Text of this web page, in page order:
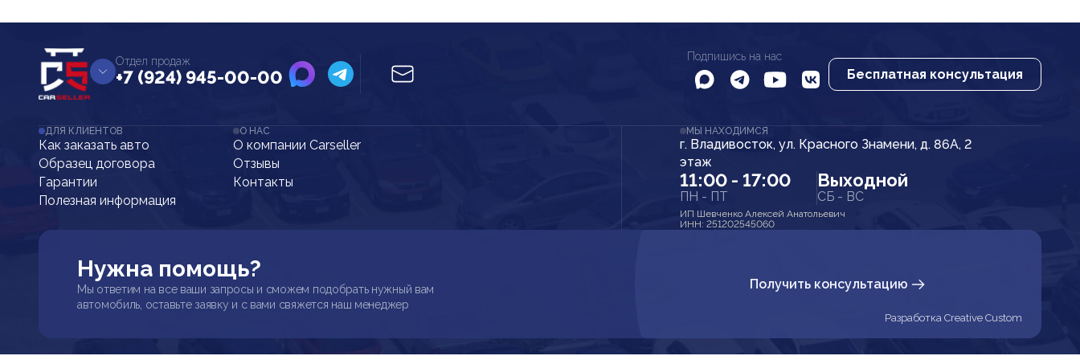
Отдел продаж
+7 (924) 945-00-00
Подпишись на нас
Бесплатная консультация
ДЛЯ КЛИЕНТОВ
Как заказать авто
Образец договора
Гарантии
Полезная информация
О НАС
О компании Carseller
Отзывы
Контакты
МЫ НАХОДИМСЯ
г. Владивосток, ул. Красного Знамени, д. 86А, 2
этаж
11:00 - 17:00
ПН - ПТ
Выходной
СБ - ВС
ИП Шевченко Алексей Анатольевич
ИНН: 251202545060
Нужна помощь?
Мы ответим на все ваши запросы и сможем подобрать нужный вам
автомобиль, оставьте заявку и с вами свяжется наш менеджер
Получить консультацию
Разработка Creative Custom